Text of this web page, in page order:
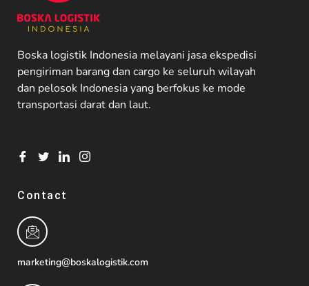
Boska logistik Indonesia melayani jasa ekspedisi
pengiriman barang dan cargo ke seluruh wilayah
dan pelosok Indonesia yang berfokus ke mode
transportasi darat dan laut.
Contact
marketing@boskalogistik.com